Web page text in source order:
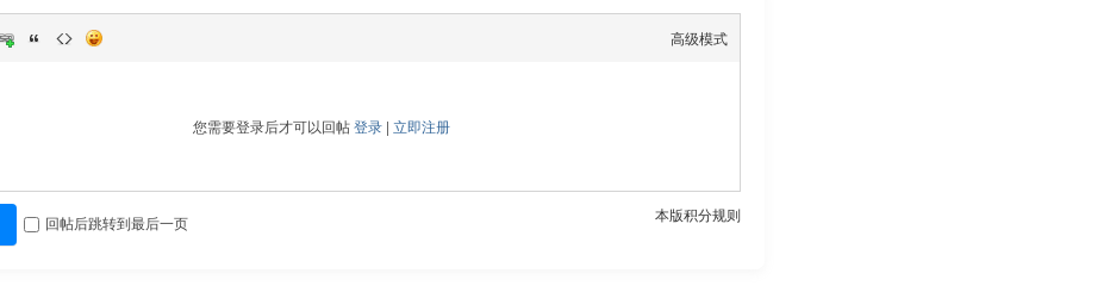
高级模式
您需要登录后才可以回帖登录 | 立即注册
本版积分规则
回帖后跳转到最后一页